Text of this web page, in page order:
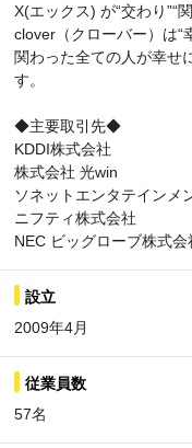
X(エックス) が“交わり”“関
clover（クローバー）は“
関わった全ての人が幸せ
す。
◆主要取引先◆
KDDI株式会社
株式会社 光win
ソネットエンタテインメ
ニフティ株式会社
NEC ビッグローブ株式会
設立
2009年4月
従業員数
57名